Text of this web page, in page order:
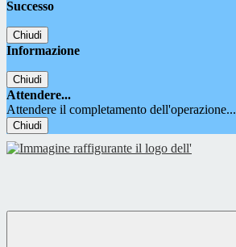
Successo
Chiudi
Informazione
Chiudi
Attendere...
Attendere il completamento dell'operazione...
Chiudi